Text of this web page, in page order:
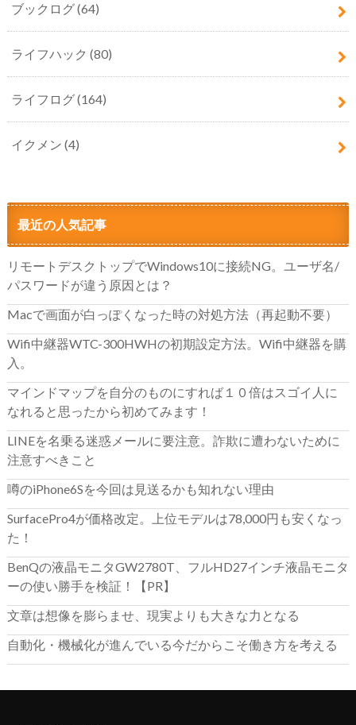
ブックログ(64)
ライフハック (80)
ライフログ(164)
イクメン (4)
最近の人気記事
リモートデスクトップでWindows10に接続NG。ユーザ名/
パスワードが違う原因とは？
Macで画面が白っぽくなった時の対処方法（再起動不要）
Wifi中継器WTC-300HWHの初期設定方法。Wifi中継器を購
入。
マインドマップを自分のものにすれば１０倍はスゴイ人に
なれると思ったから初めてみます！
LINEを名乗る迷惑メールに要注意。詐欺に遭わないために
注意すべきこと
噂のiPhone6Sを今回は見送るかも知れない理由
SurfacePro4が価格改定。上位モデルは78,000円も安くなっ
た！
BenQの液晶モニタGW2780T、フルHD27インチ液晶モニタ
ーの使い勝手を検証！【PR】
文章は想像を膨らませ、現実よりも大きな力となる
自動化・機械化が進んでいる今だからこそ働き方を考える